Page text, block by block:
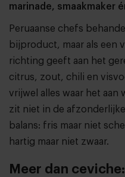
marinade, smaakmaker
Peruaanse chefs
bijproduct, maar als een
richting geeft aan het
citrus, zout, chili en
vrijwel alles waar het aan
zit niet in de
balans: fris maar niet
hartig maar niet zwaar.
Meer dan